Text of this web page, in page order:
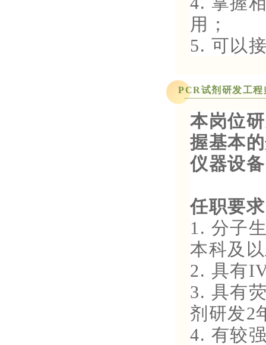
用；
5. 可以
PCR试剂研发工
本岗位
握基本
仪器设
任职要
1. 分子
本科及
2. 具有
3. 具有
剂研发2
4. 有较